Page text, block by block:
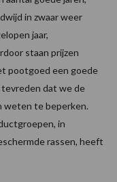
in zwaar weer
jaar,
staan prijzen
pootgoed een goede
dat we de
weten te beperken.
in
rassen, heeft